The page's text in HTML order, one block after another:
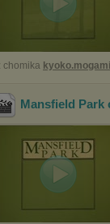
chomika kyoko.mogami
Mansfield Park